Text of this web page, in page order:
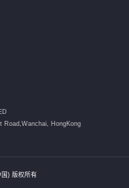
Road,Wanchai, HongKong
) 版权所有